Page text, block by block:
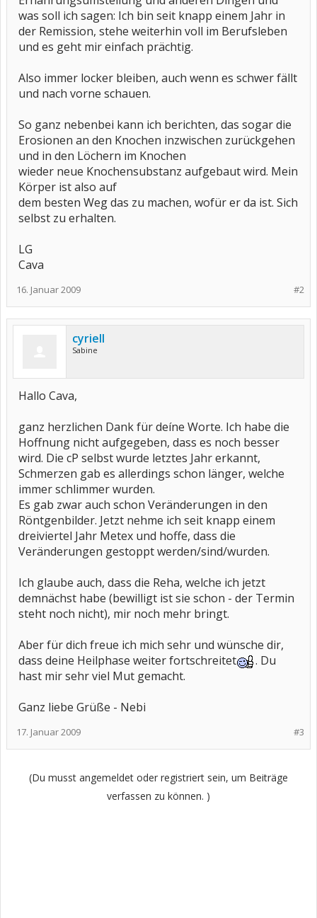
was soll ich sagen: Ich bin seit knapp einem Jahr in
der Remission, stehe weiterhin voll im Berufsleben
und es geht mir einfach prächtig.
Also immer locker bleiben, auch wenn es schwer fällt
und nach vorne schauen.
So ganz nebenbei kann ich berichten, das sogar die
Erosionen an den Knochen inzwischen zurückgehen
und in den Löchern im Knochen
wieder neue Knochensubstanz aufgebaut wird. Mein
Körper ist also auf
dem besten Weg das zu machen, wofür er da ist. Sich
selbst zu erhalten.
LG
Cava
#2
16. Januar 2009
cyriell
Sabine
Hallo Cava,
ganz herzlichen Dank für deíne Worte. Ich habe die
Hoffnung nicht aufgegeben, dass es noch besser
wird. Die cP selbst wurde letztes Jahr erkannt,
Schmerzen gab es allerdings schon länger, welche
immer schlimmer wurden.
Es gab zwar auch schon Veränderungen in den
Röntgenbilder. Jetzt nehme ich seit knapp einem
dreiviertel Jahr Metex und hoffe, dass die
Veränderungen gestoppt werden/sind/wurden.
Ich glaube auch, dass die Reha, welche ich jetzt
demnächst habe (bewilligt ist sie schon - der Termin
steht noch nicht), mir noch mehr bringt.
Aber für dich freue ich mich sehr und wünsche dir,
dass deine Heilphase weiter fortschreitet
. Du
hast mir sehr viel Mut gemacht.
Ganz liebe Grüße - Nebi
#3
17. Januar 2009
(Du musst angemeldet oder registriert sein, um Beiträge
verfassen zu können. )